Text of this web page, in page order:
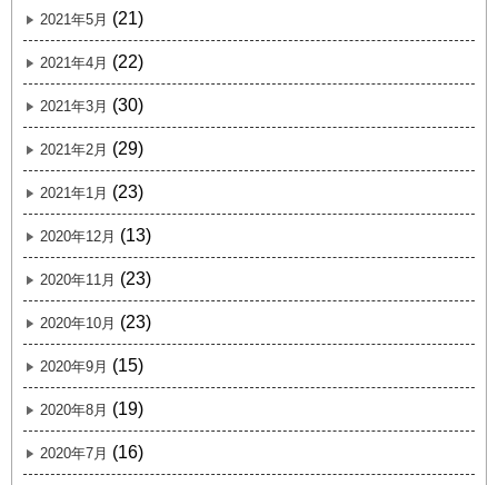
2021年5月 (21)
2021年4月 (22)
2021年3月 (30)
2021年2月 (29)
2021年1月 (23)
2020年12月 (13)
2020年11月 (23)
2020年10月 (23)
2020年9月 (15)
2020年8月 (19)
2020年7月 (16)